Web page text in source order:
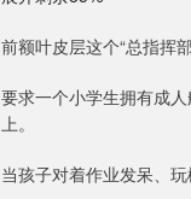
前额叶皮层这个“总指挥
要求一个小学生拥有成
上。
当孩子对着作业发呆、